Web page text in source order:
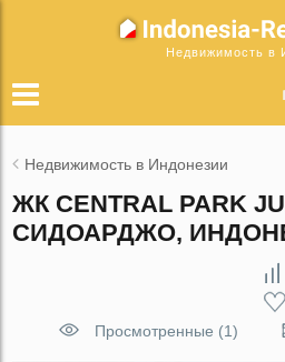
Недвижимость в
Недвижимость в Индонезии
ЖК CENTRAL PARK
СИДОАРДЖО,
Просмотренные (1)